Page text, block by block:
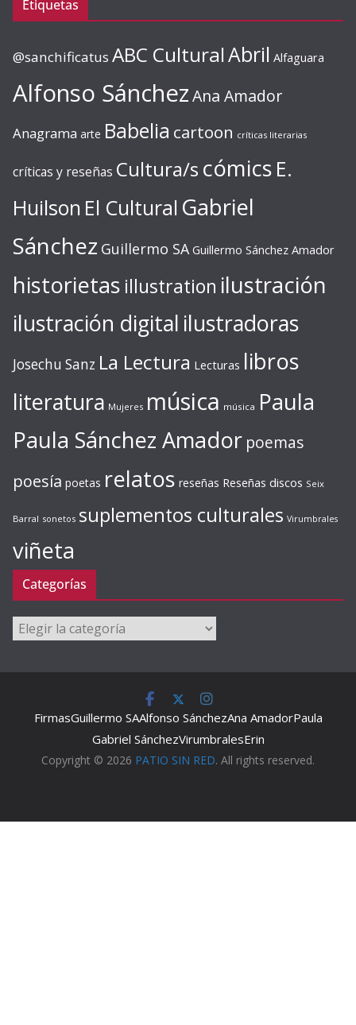
Etiquetas
@sanchificatus ABC CulturalAbril Alfaguara
Alfonso SánchezAna Amador
Anagrama arte Babelia cartoon críticas literarias
críticas y reseñas Cultura/s cómics E.
Huilson El Cultural Gabriel
Sánchez Guillermo SA Guillermo Sánchez Amador
historietas illustration ilustración
ilustración digital ilustradoras
Josechu Sanz La Lectura Lecturas libros
literatura Mujeres música música Paula
Paula Sánchez Amador poemas
poesía poetas relatos reseñas Reseñas discos Seix
Barral sonetos suplementos culturales Virumbrales
viñeta
Categorías
Categorías
FirmasGuillermo SAAlfonso SánchezAna AmadorPaula
Gabriel SánchezVirumbralesErin
Copyright © 2026 PATIO SIN RED. All rights reserved.